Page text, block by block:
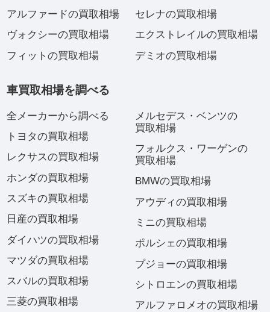
アルファードの買取相場
ヴォクシーの買取相場
フィットの買取相場
セレナの買取相場
エクストレイルの買取相場
デミオの買取相場
車買取相場を調べる
全メーカーから調べる
トヨタの買取相場
レクサスの買取相場
ホンダの買取相場
スズキの買取相場
日産の買取相場
ダイハツの買取相場
マツダの買取相場
スバルの買取相場
三菱の買取相場
メルセデス・ベンツの
買取相場
フォルクス・ワーゲンの
買取相場
BMWの買取相場
アウディの買取相場
ミニの買取相場
ポルシェの買取相場
プジョーの買取相場
シトロエンの買取相場
アルファロメオの買取相場